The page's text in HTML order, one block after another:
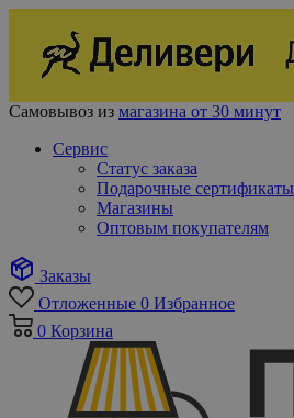
Самовывоз из магазина от 30 минут
Сервис
Статус заказа
Подарочные сертификаты
Магазины
Оптовым покупателям
Заказы
Отложенные 0 Избранное
0 Корзина